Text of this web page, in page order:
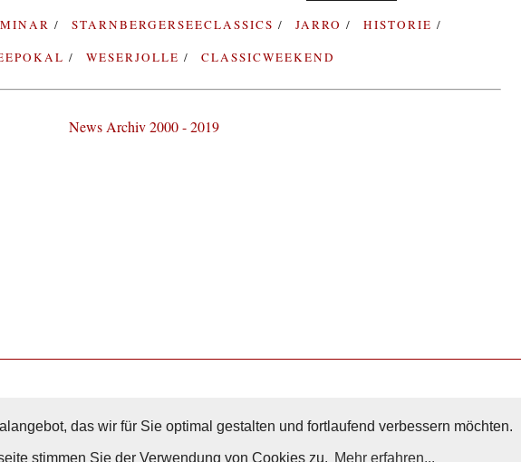
das wir für Sie optimal gestalten und fortlaufend verbessern möchten.
stimmen Sie der Verwendung von Cookies zu. Mehr erfahren...
STARNBERGERSEECLASSICS JARRO
HISTORIE
WESERJOLLE CLASSICWEEKEND
News Archiv 2000 - 2019
Nach Oben